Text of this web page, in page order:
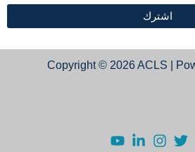
اشترك
Copyright © 2026 ACLS |